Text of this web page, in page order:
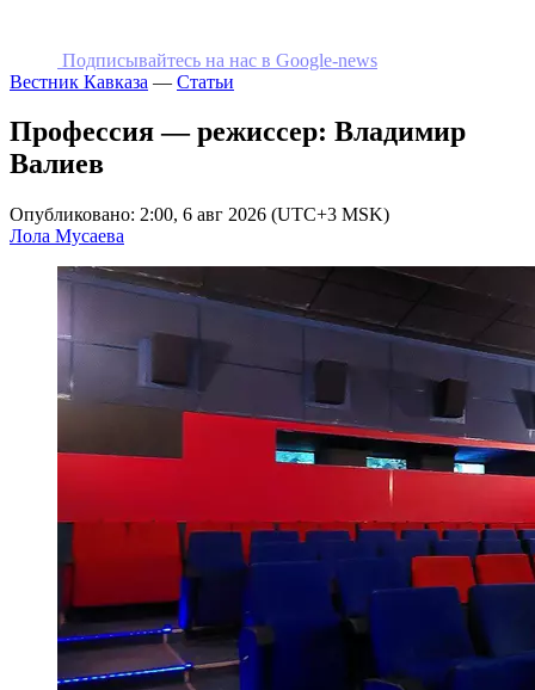
Подписывайтесь на наc в Google-news
Вестник Кавказа — Статьи
Профессия — режиссер: Владимир
Валиев
Опубликовано: 2:00, 6 авг 2026 (UTC+3 MSK)
Лола Мусаева